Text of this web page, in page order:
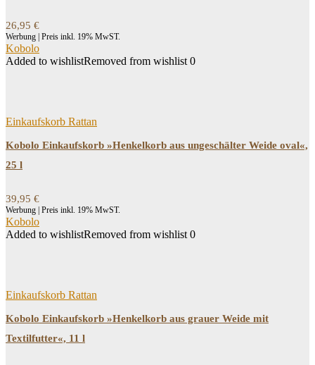
26,95 €
Werbung | Preis inkl. 19% MwST.
Kobolo
Added to wishlistRemoved from wishlist 0
Einkaufskorb Rattan
Kobolo Einkaufskorb »Henkelkorb aus ungeschälter Weide oval«,
25 l
39,95 €
Werbung | Preis inkl. 19% MwST.
Kobolo
Added to wishlistRemoved from wishlist 0
Einkaufskorb Rattan
Kobolo Einkaufskorb »Henkelkorb aus grauer Weide mit
Textilfutter«, 11 l